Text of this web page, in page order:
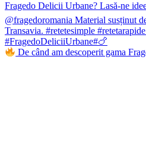
De când am descoperit gama